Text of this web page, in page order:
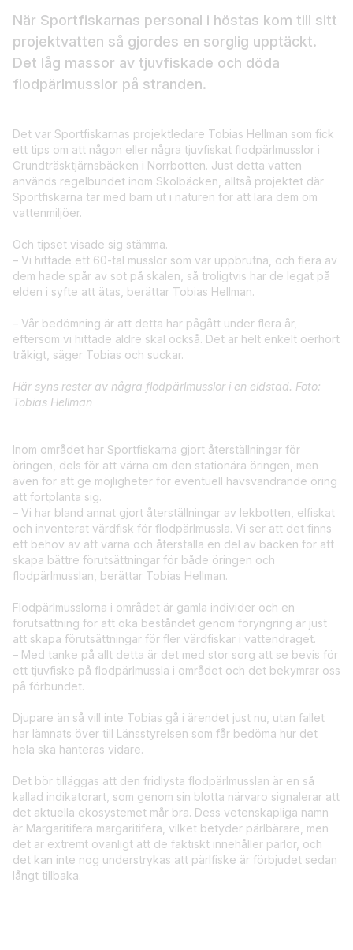
När Sportfiskarnas personal i höstas kom till sitt
projektvatten så gjordes en sorglig upptäckt.
Det låg massor av tjuvfiskade och döda
flodpärlmusslor på stranden.
Det var Sportfiskarnas projektledare Tobias Hellman som fick
ett tips om att någon eller några tjuvfiskat flodpärlmusslor i
Grundträsktjärnsbäcken i Norrbotten. Just detta vatten
används regelbundet inom Skolbäcken, alltså projektet där
Sportfiskarna tar med barn ut i naturen för att lära dem om
vattenmiljöer.
Och tipset visade sig stämma.
– Vi hittade ett 60-tal musslor som var uppbrutna, och flera av
dem hade spår av sot på skalen, så troligtvis har de legat på
elden i syfte att ätas, berättar Tobias Hellman.
– Vår bedömning är att detta har pågått under flera år,
eftersom vi hittade äldre skal också. Det är helt enkelt oerhört
tråkigt, säger Tobias och suckar.
Här syns rester av några flodpärlmusslor i en eldstad. Foto:
Tobias Hellman
Inom området har Sportfiskarna gjort återställningar för
öringen, dels för att värna om den stationära öringen, men
även för att ge möjligheter för eventuell havsvandrande öring
att fortplanta sig.
– Vi har bland annat gjort återställningar av lekbotten, elfiskat
och inventerat värdfisk för flodpärlmussla. Vi ser att det finns
ett behov av att värna och återställa en del av bäcken för att
skapa bättre förutsättningar för både öringen och
flodpärlmusslan, berättar Tobias Hellman.
Flodpärlmusslorna i området är gamla individer och en
förutsättning för att öka beståndet genom föryngring är just
att skapa förutsättningar för fler värdfiskar i vattendraget.
– Med tanke på allt detta är det med stor sorg att se bevis för
ett tjuvfiske på flodpärlmussla i området och det bekymrar oss
på förbundet.
Djupare än så vill inte Tobias gå i ärendet just nu, utan fallet
har lämnats över till Länsstyrelsen som får bedöma hur det
hela ska hanteras vidare.
Det bör tilläggas att den fridlysta flodpärlmusslan är en så
kallad indikatorart, som genom sin blotta närvaro signalerar att
det aktuella ekosystemet mår bra. Dess vetenskapliga namn
är Margaritifera margaritifera, vilket betyder pärlbärare, men
det är extremt ovanligt att de faktiskt innehåller pärlor, och
det kan inte nog understrykas att pärlfiske är förbjudet sedan
långt tillbaka.